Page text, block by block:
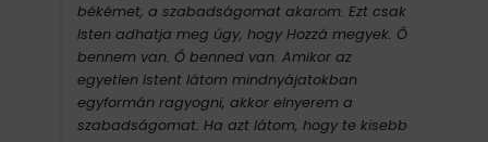
békémet, a szabadságomat akarom. Ezt csak
Isten adhatja meg úgy, hogy Hozzá megyek. Ő
bennem van. Ő benned van. Amikor az
egyetlen Istent látom mindnyájatokban
egyformán ragyogni, akkor elnyerem a
szabadságomat. Ha azt látom, hogy te kisebb